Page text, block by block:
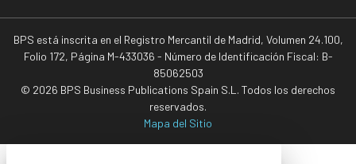
BPS está inscrita en el Registro Mercantil de Madrid, Volumen 24.100,
Folio 172, Página M-433036 - Número de Identificación Fiscal: B-
85062503
© 2026 BPS Business Publications Spain S.L. Todos los derechos
reservados.
Mapa del Sitio